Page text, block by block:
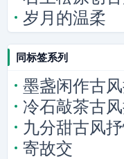
岁月的温柔
同标签系列
墨盏闲作古
冷石敲茶古
九分甜古风
寄故交